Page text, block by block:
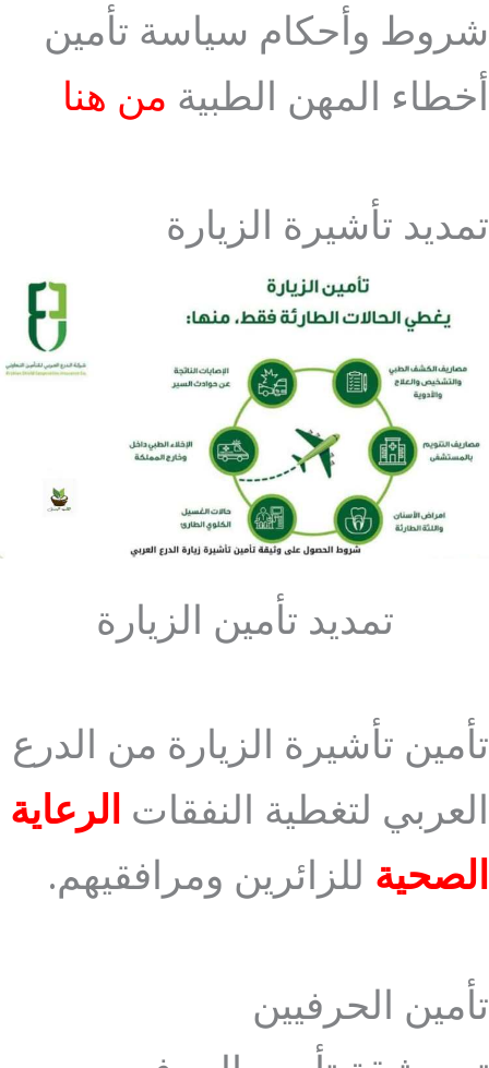
شروط وأحكام سياسة تأمين
أخطاء المهن الطبية من هنا
تمديد تأشيرة الزيارة
تمديد تأمين الزيارة
تأمين تأشيرة الزيارة من الدرع
العربي لتغطية النفقات الرعاية
الصحية للزائرين ومرافقيهم.
تأمين الحرفيين